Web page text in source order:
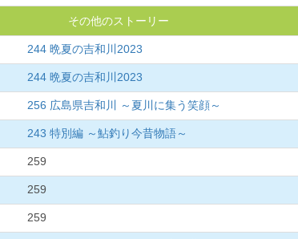
その他のストーリー
244 晩夏の吉和川2023
244 晩夏の吉和川2023
256 広島県吉和川 ～夏川に集う笑顔～
243 特別編 ～鮎釣り今昔物語～
259
259
259